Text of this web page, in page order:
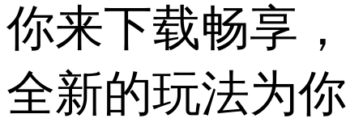
你来下载畅享，
全新的玩法为你